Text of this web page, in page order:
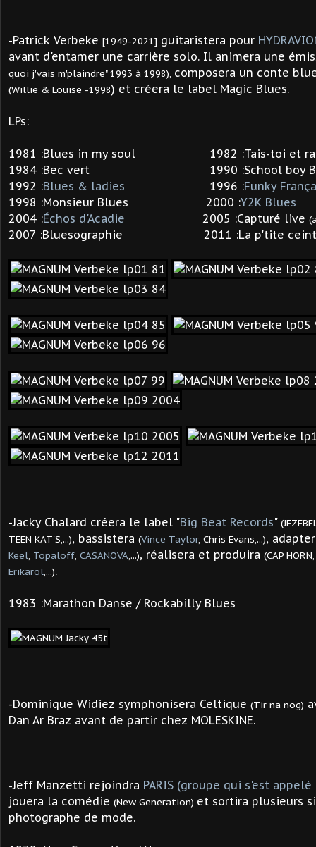
-Patrick Verbeke [1949-2021] guitaristera pour
avant d'entamer une carrière solo. Il animera une
quoi j'vais m'plaindre" 1993 à 1998), composera un conte
(Willie & Louise -1998) et créera le label Magic Blues.
LPs:
1981 :Blues in my soul 1982 :Tais-toi et
1984 :Bec vert 1990 :School boy
1992 :Blues & ladies 1996 :Funky
1998 :Monsieur Blues 2000 :Y2K Blues
2004 :Échos d'Acadie 2005 :Capturé live
2007 :Bluesographie 2011 :La p'tite
-Jacky Chalard créera le label "Big Beat Records"
TEEN KAT'S,...), bassistera (Vince Taylor, Chris Evans,...),
Keel, Topaloff, CASANOVA,...), réalisera et produira (CAP
Erikarol,...).
1983 :Marathon Danse / Rockabilly Blues
-Dominique Widiez symphonisera Celtique (Tir na nog)
Dan Ar Braz avant de partir chez MOLESKINE.
-Jeff Manzetti rejoindra PARIS (groupe qui s'est appelé
jouera la comédie (New Generation) et sortira plusieurs
photographe de mode.